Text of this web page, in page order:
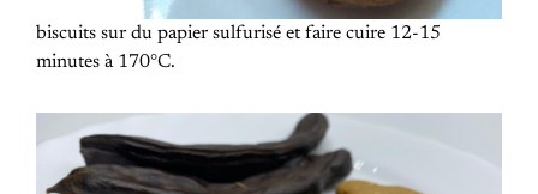
biscuits sur du papier sulfurisé et faire cuire 12-15
minutes à 170°C.